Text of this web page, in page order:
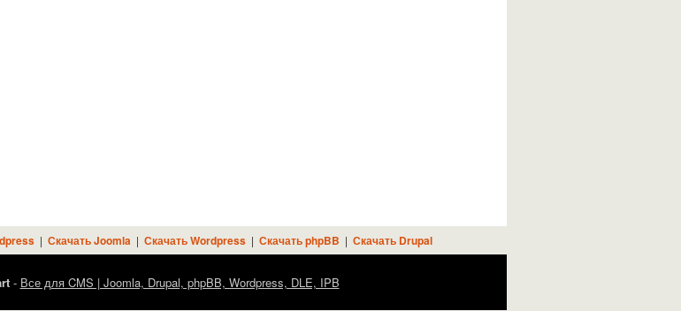
| Скачать Joomla | Скачать Wordpress| Скачать phpBB | Скачать Drupal
- Все для CMS | Joomla, Drupal, phpBB, Wordpress, DLE, IPB